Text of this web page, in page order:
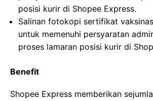
posisi kurir di Shopee Express.
Salinan fotokopi sertifikat
untuk memenuhi persyaratan
proses lamaran posisi kurir di
Benefit
Shopee Express memberikan